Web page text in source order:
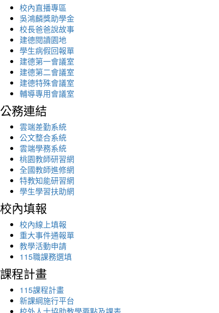
校內直播專區
吳鴻麟獎助學金
校長爸爸說故事
建德閱讀園地
學生病假回報單
建德第一會議室
建德第二會議室
建德特殊會議室
輔導專用會議室
公務連結
雲端差勤系統
公文整合系統
雲端學務系統
桃園教師研習網
全國教師進修網
特教知能研習網
學生學習扶助網
校內填報
校內線上填報
重大事件通報單
教學活動申請
115職課務選填
課程計畫
115課程計畫
新課綱施行平台